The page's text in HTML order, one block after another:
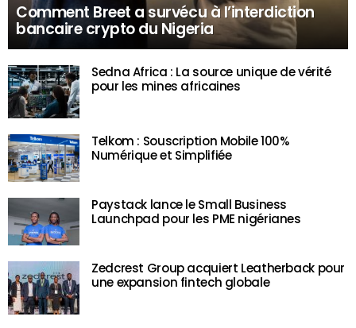
Comment Breet a survécu à l’interdiction
bancaire crypto du Nigeria
Sedna Africa : La source unique de vérité
pour les mines africaines
Telkom : Souscription Mobile 100%
Numérique et Simplifiée
Paystack lance le Small Business
Launchpad pour les PME nigérianes
Zedcrest Group acquiert Leatherback pour
une expansion fintech globale